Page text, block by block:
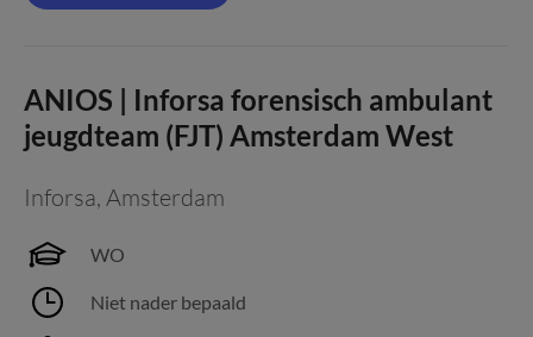
ANIOS | Inforsa forensisch ambulant
jeugdteam (FJT) Amsterdam West
Inforsa, Amsterdam
WO
Niet nader bepaald